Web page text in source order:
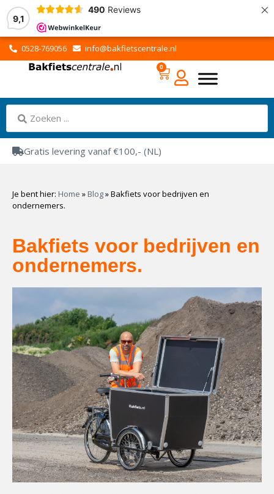
9,1
490 Reviews ×
0528-769056 info@bakfietscentrale.nl
0
Gratis levering vanaf €100,- (NL)
Je bent hier: Home » Blog»Bakfiets voor bedrijven en
ondernemers.
Bakfiets voor bedrijven en
ondernemers.